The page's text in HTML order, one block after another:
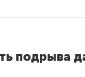
подрыва